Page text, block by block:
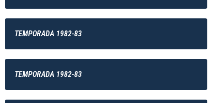
TEMPORADA 1982-83
TEMPORADA 1982-83